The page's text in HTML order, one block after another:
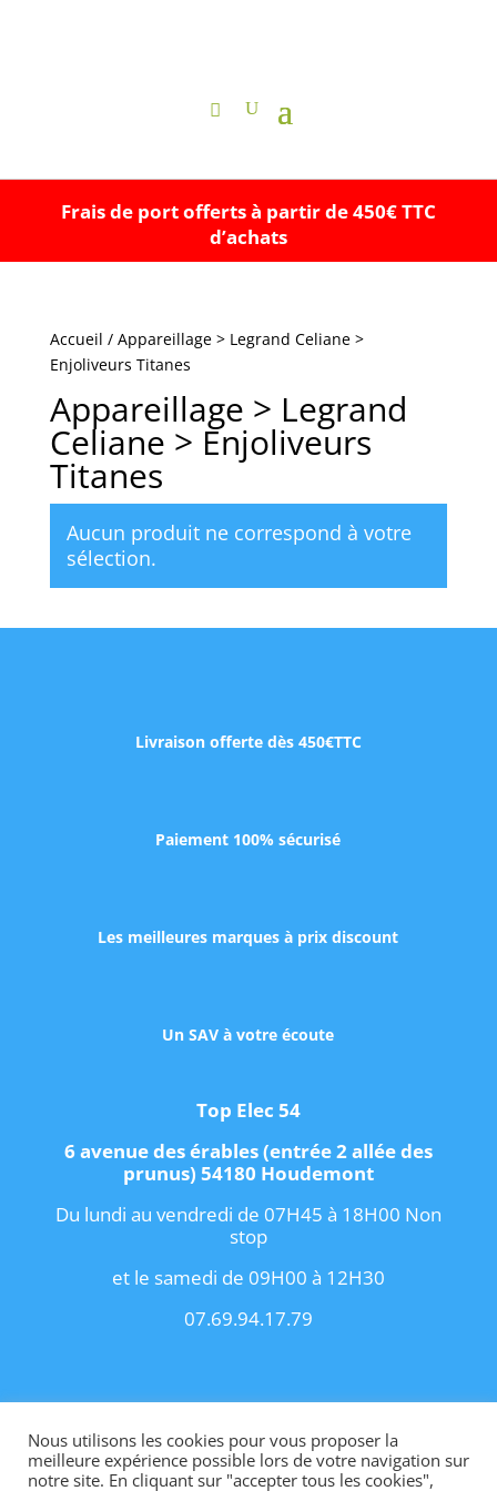
Frais de port offerts à partir de 450€ TTC
d’achats
Accueil / Appareillage > Legrand Celiane >
Enjoliveurs Titanes
Appareillage > Legrand
Celiane > Enjoliveurs
Titanes
Aucun produit ne correspond à votre
sélection.
Livraison offerte dès 450€TTC
Paiement 100% sécurisé
Les meilleures marques à prix discount
Un SAV à votre écoute
Top Elec 54
6 avenue des érables (entrée 2 allée des
prunus) 54180 Houdemont
Du lundi au vendredi de 07H45 à 18H00 Non
stop
et le samedi de 09H00 à 12H30
07.69.94.17.79
Copyright 2021 IConditions Générales de
VenteIContact
Nous utilisons les cookies pour vous proposer la
meilleure expérience possible lors de votre navigation sur
notre site. En cliquant sur "accepter tous les cookies",